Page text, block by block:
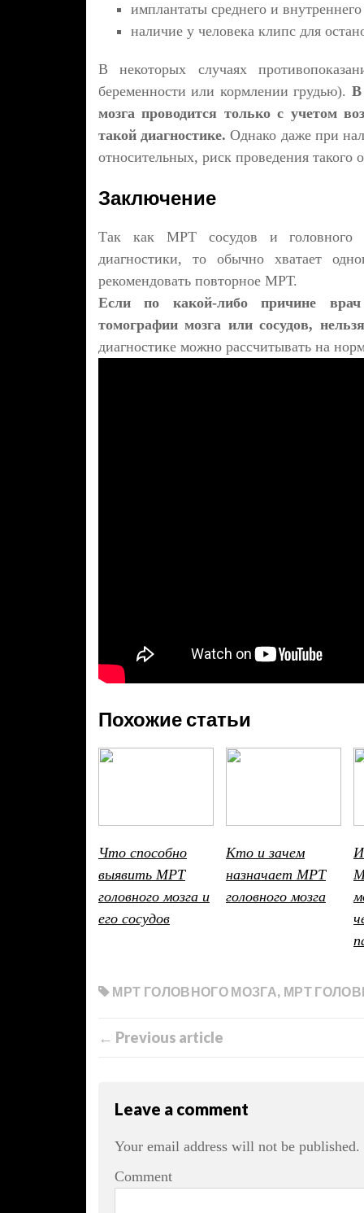
имплантаты среднего и
наличие у человека клипс для
В некоторых случаях
беременности или кормлении грудью). В
мозга проводится только с учетом
такой диагностике. Однако даже при
относительных, риск проведения
Заключение
Так как МРТ сосудов и головного
диагностики, то обычно хватает
рекомендовать повторное МРТ.
Если по какой-либо причине врач
томографии мозга или сосудов,
диагностике можно рассчитывать на
Похожие статьи
Что способно
выявить МРТ
головного мозга и
его сосудов
Кто и зачем
назначает МРТ
головного мозга
МРТ ГОЛОВНОГО МОЗГА, МРТ
← Previous article
Leave a comment
Your email address will not be published.
Comment